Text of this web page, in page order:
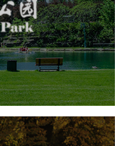
慧公园
智能步道
智能语音亭